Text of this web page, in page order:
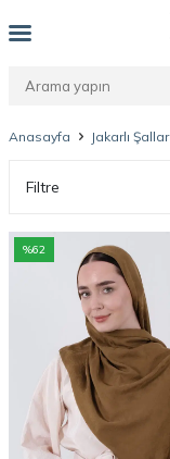
Anasayfa Jakarlı Şallar
Filtre
%62